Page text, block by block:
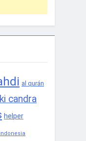
al qurán
candra
helper
indonesia